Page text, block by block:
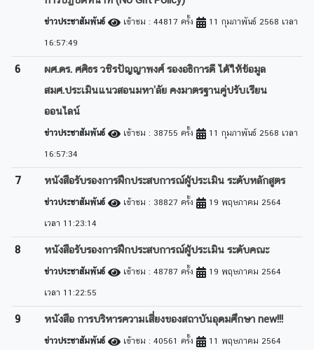
ข่าวประชาสัมพันธ์ เข้าชม : 44817 ครั้ง
11 กุมภาพันธ์ 2568 เวลา
16:57:49
6
ผศ.ดร. ศศิธร วชิรปัญญาพงศ์ รองอธิการดี ได้ให้ข้อมูล
สมศ.ประเมินแนวสอนมหา’ลัย คงมาตรฐานคู่ปรับเรียน
ออนไลน์
ข่าวประชาสัมพันธ์ เข้าชม : 38755 ครั้ง
11 กุมภาพันธ์ 2568 เวลา
16:57:34
7 หนังสือรับรองการฝึกประสบการณ์ผู้ประเมิน ระดับหลักสูตร
ข่าวประชาสัมพันธ์ เข้าชม : 38827 ครั้ง
19 พฤษภาคม 2564
เวลา 11:23:14
8 หนังสือรับรองการฝึกประสบการณ์ผู้ประเมิน ระดับคณะ
ข่าวประชาสัมพันธ์ เข้าชม : 48787 ครั้ง
19 พฤษภาคม 2564
เวลา 11:22:55
9 หนังสือ การบริหารความเสี่ยงของสถาบันอุดมศึกษา new!!!
ข่าวประชาสัมพันธ์ เข้าชม : 40561 ครั้ง
11 พฤษภาคม 2564